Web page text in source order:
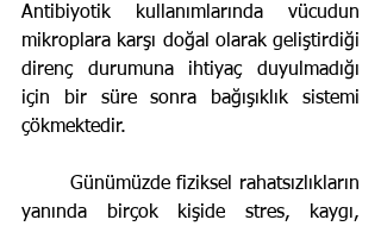
Antibiyotik kullanımlarında vücudun
mikroplara karşı doğal olarak geliştirdiği
direnç durumuna ihtiyaç duyulmadığı
için bir süre sonra bağışıklık sistemi
çökmektedir.
yanında birçok kişide stres, kaygı,